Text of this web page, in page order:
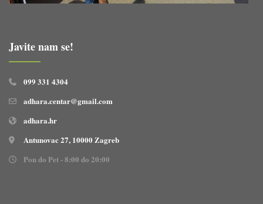
Javite nam se!
099 331 4304
adhara.centar@gmail.com
adhara.hr
Antunovac 27, 10000 Zagreb
Pon do Pet - 8:00 do 20:00